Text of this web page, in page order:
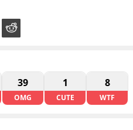
39
OMG
1
CUTE
8
WTF